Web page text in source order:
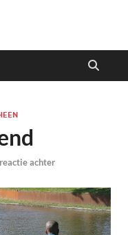
achter